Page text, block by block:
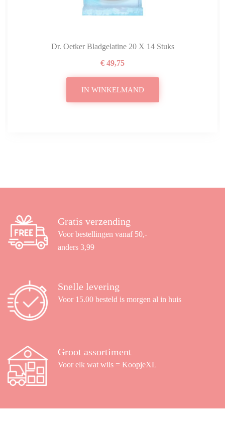
Dr. Oetker Bladgelatine 20 X 14 Stuks
€ 49,75
IN WINKELMAND
Gratis verzending
Voor bestellingen vanaf 50,-
anders 3,99
Snelle levering
Voor 15.00 besteld is morgen al in huis
Groot assortiment
Voor elk wat wils = KoopjeXL